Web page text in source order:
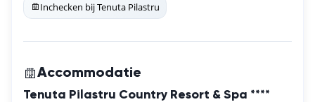
Inchecken bij Tenuta Pilastru
Accommodatie
Tenuta Pilastru Country Resort & Spa ****